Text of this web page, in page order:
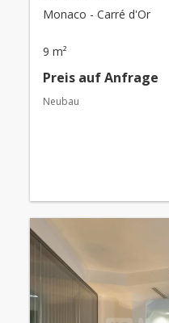
Monaco - Carré d'Or
9 m²
Preis auf Anfrage
Neubau